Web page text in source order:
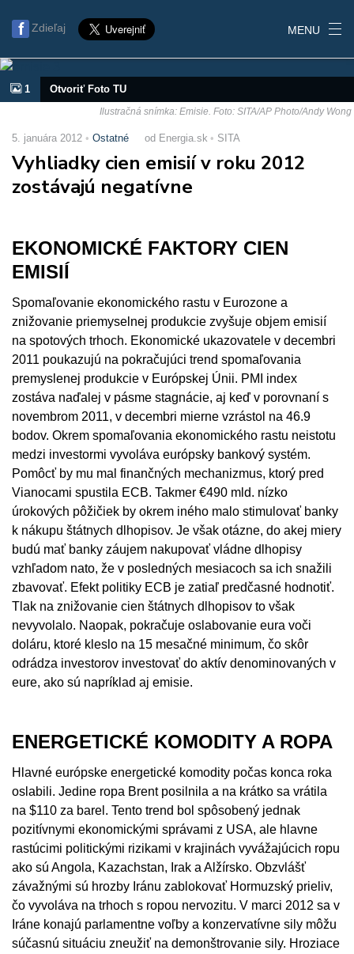
Zdieľaj MENU
1 Otvoriť Foto TU
Ilustračná snímka: Emisie. Foto: SITA/AP Photo/Andy Wong
5. januára 2012 Ostatné od Energia.sk SITA
Vyhliadky cien emisií v roku 2012
zostávajú negatívne
EKONOMICKÉ FAKTORY CIEN
EMISIÍ
Spomaľovanie ekonomického rastu v Eurozone a
znižovanie priemyselnej produkcie zvyšuje objem emisií
na spotových trhoch. Ekonomické ukazovatele v decembri
2011 poukazujú na pokračujúci trend spomaľovania
premyslenej produkcie v Európskej Únii. PMI index
zostáva naďalej v pásme stagnácie, aj keď v porovnaní s
novembrom 2011, v decembri mierne vzrástol na 46.9
bodov. Okrem spomaľovania ekonomického rastu neistotu
medzi investormi vyvoláva európsky bankový systém.
Pomôcť by mu mal finančných mechanizmus, ktorý pred
Vianocami spustila ECB. Takmer €490 mld. nízko
úrokových pôžičiek by okrem iného malo stimulovať banky
k nákupu štátnych dlhopisov. Je však otázne, do akej miery
budú mať banky záujem nakupovať vládne dlhopisy
vzhľadom nato, že v posledných mesiacoch sa ich snažili
zbavovať. Efekt politiky ECB je zatiaľ predčasné hodnotiť.
Tlak na znižovanie cien štátnych dlhopisov to však
nevyvolalo. Naopak, pokračuje oslabovanie eura voči
doláru, ktoré kleslo na 15 mesačné minimum, čo skôr
odrádza investorov investovať do aktív denominovaných v
eure, ako sú napríklad aj emisie.
ENERGETICKÉ KOMODITY A ROPA
Hlavné európske energetické komodity počas konca roka
oslabili. Jedine ropa Brent posilnila a na krátko sa vrátila
na $110 za barel. Tento trend bol spôsobený jednak
pozitívnymi ekonomickými správami z USA, ale hlavne
rastúcimi politickými rizikami v krajinách vyvážajúcich ropu
ako sú Angola, Kazachstan, Irak a Alžírsko. Obzvlášť
závažnými sú hrozby Iránu zablokovať Hormuzský prieliv,
čo vyvoláva na trhoch s ropou nervozitu. V marci 2012 sa v
Iráne konajú parlamentne voľby a konzervatívne sily môžu
súčasnú situáciu zneužiť na demonštrovanie sily. Hroziace